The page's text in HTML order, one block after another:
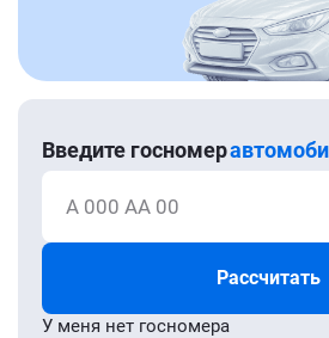
Введите госномер
А 000 АА 00
Рассчитать
У меня нет госномера